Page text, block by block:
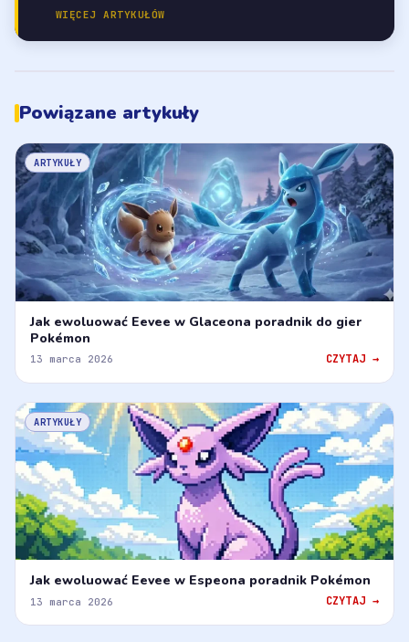
WIĘCEJ ARTYKUŁÓW
Powiązane artykuły
ARTYKUŁY
Jak ewoluować Eevee w Glaceona poradnik do gier
Pokémon
13 marca 2026 CZYTAJ →
ARTYKUŁY
Jak ewoluować Eevee w Espeona poradnik Pokémon
13 marca 2026 CZYTAJ →